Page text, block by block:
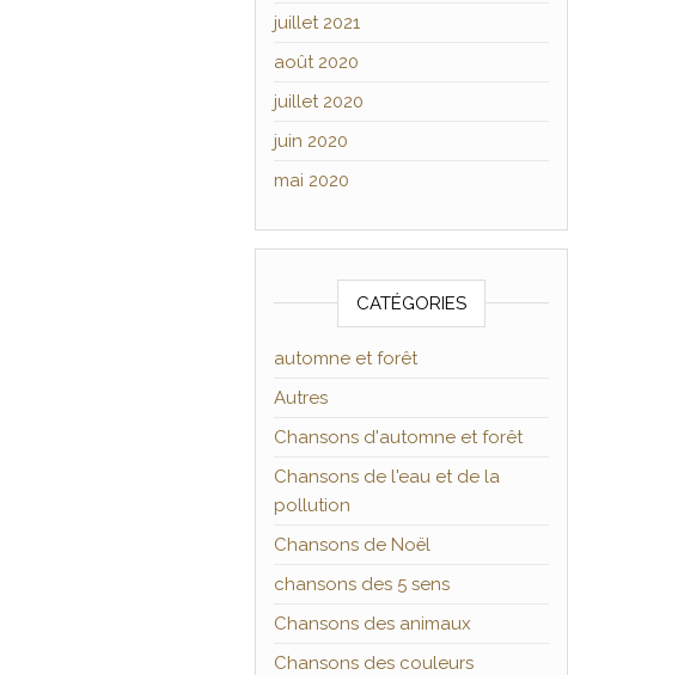
juillet 2021
août 2020
juillet 2020
juin 2020
mai 2020
CATÉGORIES
automne et forêt
Autres
Chansons d'automne et forêt
Chansons de l'eau et de la
pollution
Chansons de Noël
chansons des 5 sens
Chansons des animaux
Chansons des couleurs